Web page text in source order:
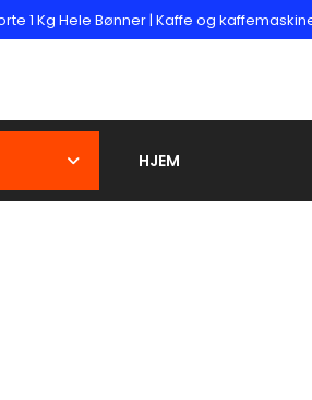
1 Kg Hele Bønner | Kaffe og
HJEM